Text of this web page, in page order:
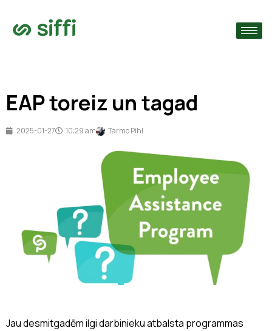
›
EAP toreiz un tagad
2025-01-27 10:29 am Tarmo Pihl
Jau desmitgadēm ilgi darbinieku atbalsta programmas